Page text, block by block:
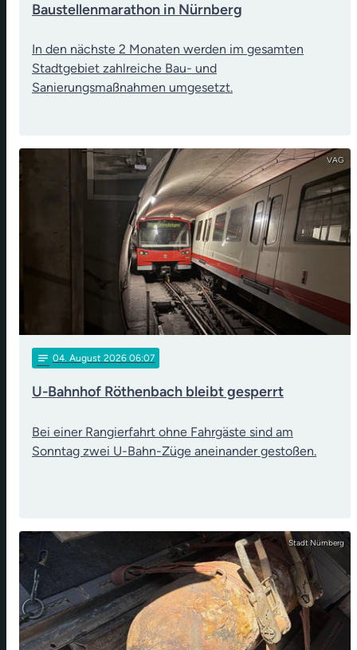
Baustellenmarathon in Nürnberg
In den nächste 2 Monaten werden im gesamten
Stadtgebiet zahlreiche Bau- und
Sanierungsmaßnahmen umgesetzt.
VAG
notes 04. August 2026 06:07
U-Bahnhof Röthenbach bleibt gesperrt
Bei einer Rangierfahrt ohne Fahrgäste sind am
Sonntag zwei U-Bahn-Züge aneinander gestoßen.
Stadt Nürnberg